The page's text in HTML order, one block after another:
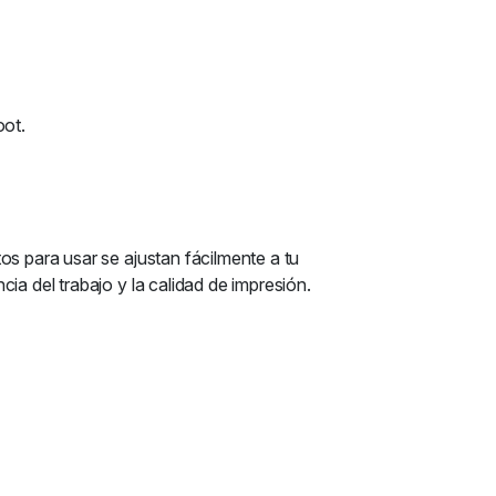
para usar se ajustan fácilmente a tu
del trabajo y la calidad de impresión.